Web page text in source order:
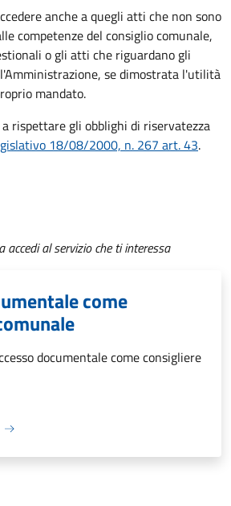
anche a quegli atti che non sono
competenze del consiglio comunale,
o gli atti che riguardano gli
se dimostrata l'utilità
mandato.
rispettare gli obblighi di riservatezza
18/08/2000, n. 267 art. 43.
accedi al servizio che ti interessa
come
documentale come consigliere